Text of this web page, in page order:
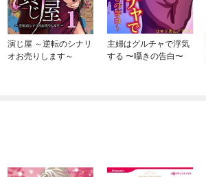
演じ屋 ～逆転のシナリ
オお売りします～
主婦はグルチャで浮気
する 〜囁きの告白〜